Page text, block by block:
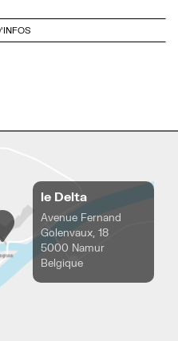
le Delta
Avenue Fernand
Golenvaux, 18
5000 Namur
Belgique